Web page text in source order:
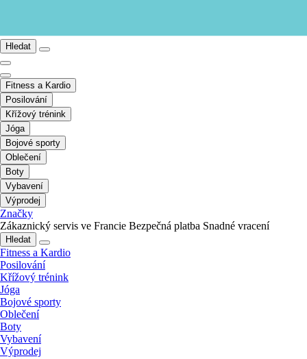
Hledat
Fitness a Kardio
Posilování
Křížový trénink
Jóga
Bojové sporty
Oblečení
Boty
Vybavení
Výprodej
Značky
Zákaznický servis ve Francie Bezpečná platba Snadné vracení
Hledat
Fitness a Kardio
Posilování
Křížový trénink
Jóga
Bojové sporty
Oblečení
Boty
Vybavení
Výprodej